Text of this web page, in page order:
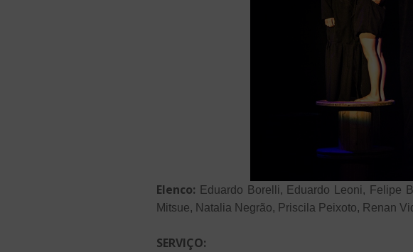
Elenco: Eduardo Borelli, Eduardo Leoni, Felipe
Mitsue, Natalia Negrão, Priscila Peixoto, Renan
SERVIÇO: